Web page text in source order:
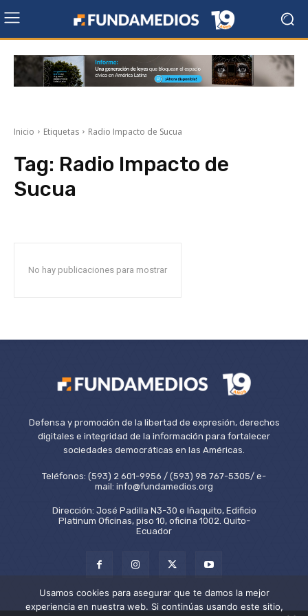
Inicio Etiquetas Radio Impacto de Sucua
Tag: Radio Impacto de
Sucua
No hay publicaciones para mostrar
Defensa y promoción de la libertad de expresión, derechos
digitales e integridad de la información para fortalecer
sociedades democráticas en las Américas.
Teléfonos: (593) 2 601-9956 / (593) 98 767-5305/ e-
mail: info@fundamedios.org
Dirección: José Padilla N3-30 e Iñaquito, Edificio
Platinum Oficinas, piso 10, oficina 1002. Quito-
Ecuador
Usamos cookies para asegurar que te damos la mejor
experiencia en nuestra web. Si continúas usando este sitio,